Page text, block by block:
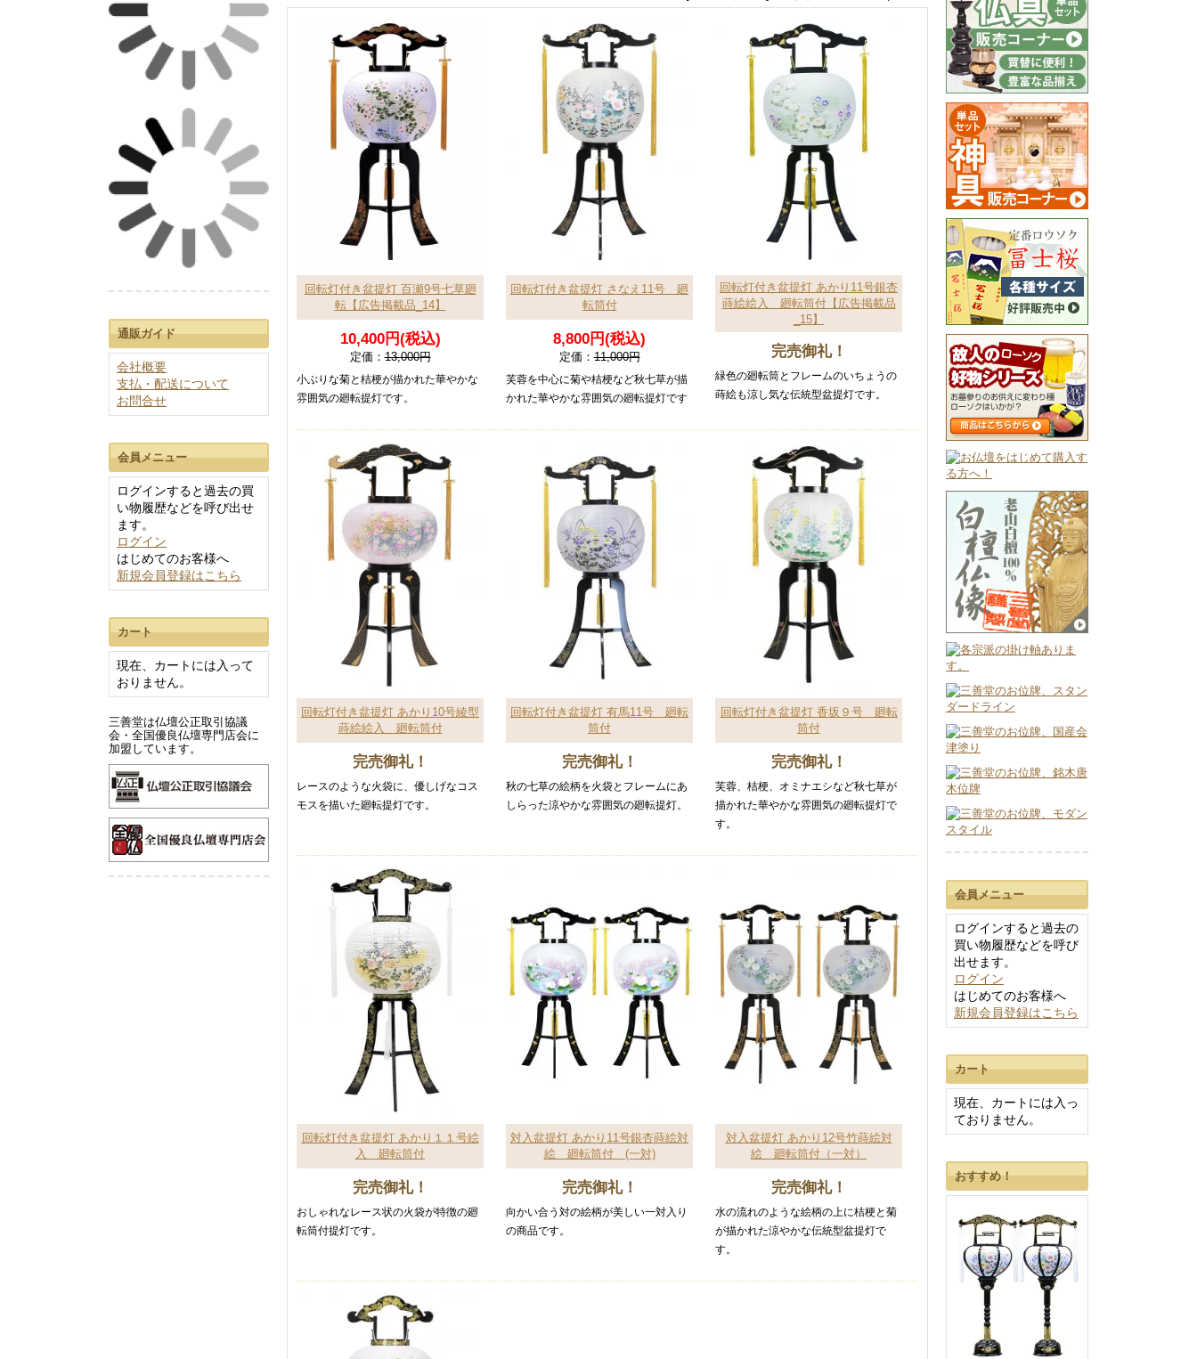
回転灯付き盆提灯 百瀬9号七草廻
転【広告掲載品_14】
10,400円(税込)
定価：13,000円
小ぶりな菊と桔梗が描かれた華やかな
雰囲気の廻転提灯です。
回転灯付き盆提灯 さなえ11号 廻
転筒付
8,800円(税込)
定価：11,000円
芙蓉を中心に菊や桔梗など秋七草が描
かれた華やかな雰囲気の廻転提灯です
回転灯付き盆提灯 あかり11号銀杏
蒔絵絵入 廻転筒付【広告掲載品
_15】
完売御礼！
緑色の廻転筒とフレームのいちょうの
蒔絵も涼し気な伝統型盆提灯です。
回転灯付き盆提灯 あかり10号綾型
蒔絵絵入 廻転筒付
完売御礼！
レースのような火袋に、優しげなコス
モスを描いた廻転提灯です。
回転灯付き盆提灯 有馬11号 廻転
筒付
完売御礼！
秋の七草の絵柄を火袋とフレームにあ
しらった涼やかな雰囲気の廻転提灯。
回転灯付き盆提灯 香坂９号 廻転
筒付
完売御礼！
芙蓉、桔梗、オミナエシなど秋七草が
描かれた華やかな雰囲気の廻転提灯で
す。
回転灯付き盆提灯 あかり１１号絵
入 廻転筒付
完売御礼！
おしゃれなレース状の火袋が特徴の廻
転筒付提灯です。
対入盆提灯 あかり11号銀杏蒔絵対
絵 廻転筒付 (一対)
完売御礼！
向かい合う対の絵柄が美しい一対入り
の商品です。
対入盆提灯 あかり12号竹蒔絵対
絵 廻転筒付（一対）
完売御礼！
水の流れのような絵柄の上に桔梗と菊
が描かれた涼やかな伝統型盆提灯で
す。
会員メニュー
ログインすると過去の
買い物履歴などを呼び
出せます。
ログイン
はじめてのお客様へ
新規会員登録はこちら
カート
現在、カートには入っ
ておりません。
おすすめ！
三善堂スタンダード
低価格高品質
国産会津塗り
極上の逸品
モダンスタイル
個性的なデザイン
銘木唐木位牌
上品な木目
40cm未満
40～50cm
50～60cm
60cm以上
100～140cm
140cm以上
ブラック系
イエロー系
ブラウン系
ライトブラウン
ナチュラル系
ダークブラウン系
ホワイト系
通販ガイド
会社概要
支払・配送について
お問合せ
会員メニュー
ログインすると過去の買
い物履歴などを呼び出せ
ます。
ログイン
はじめてのお客様へ
新規会員登録はこちら
カート
現在、カートには入って
おりません。
三善堂は仏壇公正取引協議
会・全国優良仏壇専門店会に
加盟しています。